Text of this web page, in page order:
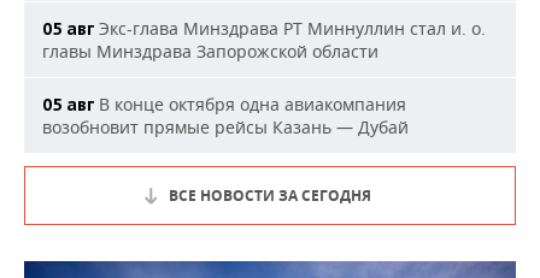
05 авг Экс-глава Минздрава РТ Миннуллин стал и. о.
главы Минздрава Запорожской области
05 авг В конце октября одна авиакомпания
возобновит прямые рейсы Казань — Дубай
ВСЕ НОВОСТИ ЗА СЕГОДНЯ